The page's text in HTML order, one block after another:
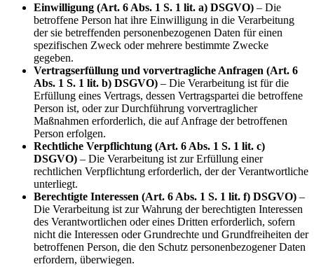
Einwilligung (Art. 6 Abs. 1 S. 1 lit. a) DSGVO) – Die
betroffene Person hat ihre Einwilligung in die Verarbeitung
der sie betreffenden personenbezogenen Daten für einen
spezifischen Zweck oder mehrere bestimmte Zwecke
gegeben.
Vertragserfüllung und vorvertragliche Anfragen (Art. 6
Abs. 1 S. 1 lit. b) DSGVO) – Die Verarbeitung ist für die
Erfüllung eines Vertrags, dessen Vertragspartei die betroffene
Person ist, oder zur Durchführung vorvertraglicher
Maßnahmen erforderlich, die auf Anfrage der betroffenen
Person erfolgen.
Rechtliche Verpflichtung (Art. 6 Abs. 1 S. 1 lit. c)
DSGVO) – Die Verarbeitung ist zur Erfüllung einer
rechtlichen Verpflichtung erforderlich, der der Verantwortliche
unterliegt.
Berechtigte Interessen (Art. 6 Abs. 1 S. 1 lit. f) DSGVO) –
Die Verarbeitung ist zur Wahrung der berechtigten Interessen
des Verantwortlichen oder eines Dritten erforderlich, sofern
nicht die Interessen oder Grundrechte und Grundfreiheiten der
betroffenen Person, die den Schutz personenbezogener Daten
erfordern, überwiegen.